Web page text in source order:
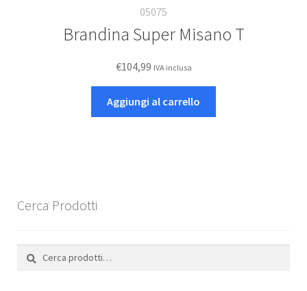
05075
Brandina Super Misano T
€104,99 IVA inclusa
Aggiungi al carrello
Cerca Prodotti
Cerca:
Cerca